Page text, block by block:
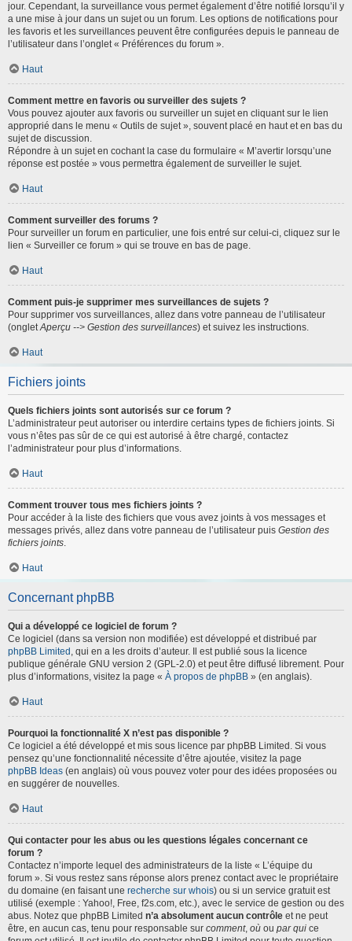
jour. Cependant, la surveillance vous permet également d’être notifié lorsqu’il y
a une mise à jour dans un sujet ou un forum. Les options de notifications pour
les favoris et les surveillances peuvent être configurées depuis le panneau de
l’utilisateur dans l’onglet « Préférences du forum ».
Haut
Comment mettre en favoris ou surveiller des sujets ?
Vous pouvez ajouter aux favoris ou surveiller un sujet en cliquant sur le lien
approprié dans le menu « Outils de sujet », souvent placé en haut et en bas du
sujet de discussion.
Répondre à un sujet en cochant la case du formulaire « M’avertir lorsqu’une
réponse est postée » vous permettra également de surveiller le sujet.
Haut
Comment surveiller des forums ?
Pour surveiller un forum en particulier, une fois entré sur celui-ci, cliquez sur le
lien « Surveiller ce forum » qui se trouve en bas de page.
Haut
Comment puis-je supprimer mes surveillances de sujets ?
Pour supprimer vos surveillances, allez dans votre panneau de l’utilisateur
(ongletAperçu --> Gestion des surveillances) et suivez les instructions.
Haut
Fichiers joints
Quels fichiers joints sont autorisés sur ce forum ?
L’administrateur peut autoriser ou interdire certains types de fichiers joints. Si
vous n’êtes pas sûr de ce qui est autorisé à être chargé, contactez
l’administrateur pour plus d’informations.
Haut
Comment trouver tous mes fichiers joints ?
Pour accéder à la liste des fichiers que vous avez joints à vos messages et
messages privés, allez dans votre panneau de l’utilisateur puis Gestion des
fichiers joints.
Haut
Concernant phpBB
Qui a développé ce logiciel de forum ?
Ce logiciel (dans sa version non modifiée) est développé et distribué par
phpBB Limited , qui en a les droits d’auteur. Il est publié sous la licence
publique générale GNU version 2 (GPL-2.0) et peut être diffusé librement. Pour
plus d’informations, visitez la page « À propos de phpBB » (en anglais).
Haut
Pourquoi la fonctionnalité X n’est pas disponible ?
Ce logiciel a été développé et mis sous licence par phpBB Limited. Si vous
pensez qu’une fonctionnalité nécessite d’être ajoutée, visitez la page
phpBB Ideas (en anglais) où vous pouvez voter pour des idées proposées ou
en suggérer de nouvelles.
Haut
Qui contacter pour les abus ou les questions légales concernant ce
forum ?
Contactez n’importe lequel des administrateurs de la liste « L’équipe du
forum ». Si vous restez sans réponse alors prenez contact avec le propriétaire
du domaine (en faisant une recherche sur whois) ou si un service gratuit est
utilisé (exemple : Yahoo!, Free, f2s.com, etc.), avec le service de gestion ou des
abus. Notez que phpBB Limited n’a absolument aucun contrôle et ne peut
être, en aucun cas, tenu pour responsable sur comment, où ou par qui ce